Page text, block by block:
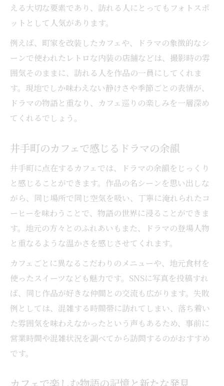
える大切な要素であり、訪れる人にとってもフォトスポ
ットとして人気があります。
例えば、町家を改装したカフェや、ドラマの象徴的なシ
ーンで使われたレトロな内装の店舗などは、撮影時の雰
囲気そのままに、訪れる人を作品の一員にしてくれま
す。現地でしか味わえない静けさや季節ごとの表情が、
ドラマの物語と重なり、カフェ巡りの楽しみを一層深め
てくれるでしょう。
井手町のカフェで感じるドラマの余韻
井手町に点在するカフェでは、ドラマの余韻をじっくり
と感じることができます。作品の名シーンを思い出しな
がら、同じ場所で同じ空気を吸い、丁寧に淹れられたコ
ーヒーを味わうことで、物語の世界に浸ることができま
す。地元の方々とのふれあいもまた、ドラマの登場人物
と重なるような温かさを感じさせてくれます。
カフェごとに異なるこだわりのメニューや、地元食材を
使ったスイーツなども魅力です。SNSに写真を投稿すれ
ば、同じ作品が好きな仲間との交流も広がります。失敗
例としては、混雑する時間帯に訪れてしまい、落ち着い
た雰囲気を味わえなかったという声もあるため、事前に
営業時間や混雑状況を調べてから訪問するのがおすすめ
です。